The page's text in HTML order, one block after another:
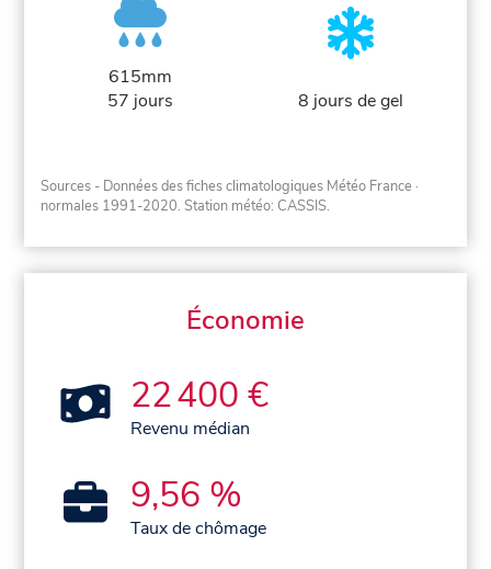
615mm
57 jours
8 jours de gel
Sources - Données des fiches climatologiques Météo France ·
normales 1991-2020. Station météo: CASSIS.
Économie
22 400 €
Revenu médian
9,56 %
Taux de chômage